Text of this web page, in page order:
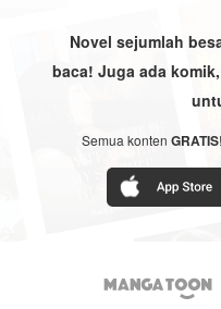
Novel sejumlah
baca! Juga ada
Semua konten GRATIS
